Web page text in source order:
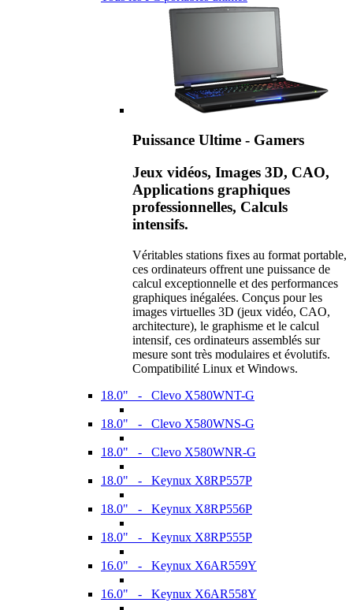
Puissance Ultime - Gamers
Jeux vidéos, Images 3D, CAO,
Applications graphiques
professionnelles, Calculs
intensifs.
Véritables stations fixes au format portable,
ces ordinateurs offrent une puissance de
calcul exceptionnelle et des performances
graphiques inégalées. Conçus pour les
images virtuelles 3D (jeux vidéo, CAO,
architecture), le graphisme et le calcul
intensif, ces ordinateurs assemblés sur
mesure sont très modulaires et évolutifs.
Compatibilité Linux et Windows.
18.0" - Clevo X580WNT-G
18.0" - Clevo X580WNS-G
18.0" - Clevo X580WNR-G
18.0" - Keynux X8RP557P
18.0" - Keynux X8RP556P
18.0" - Keynux X8RP555P
16.0" - Keynux X6AR559Y
16.0" - Keynux X6AR558Y